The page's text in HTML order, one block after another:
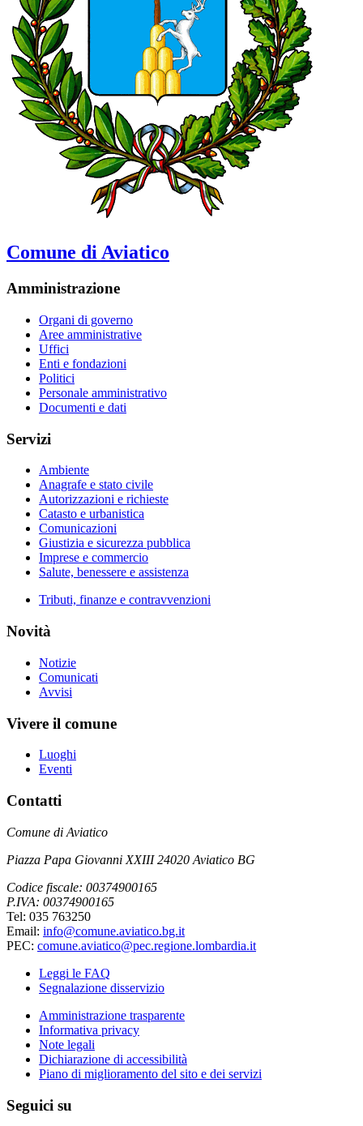
Comune di Aviatico
Amministrazione
Organi di governo
Aree amministrative
Uffici
Enti e fondazioni
Politici
Personale amministrativo
Documenti e dati
Servizi
Ambiente
Anagrafe e stato civile
Autorizzazioni e richieste
Catasto e urbanistica
Comunicazioni
Giustizia e sicurezza pubblica
Imprese e commercio
Salute, benessere e assistenza
Tributi, finanze e contravvenzioni
Novità
Notizie
Comunicati
Avvisi
Vivere il comune
Luoghi
Eventi
Contatti
Comune di Aviatico
Piazza Papa Giovanni XXIII 24020 Aviatico BG
Codice fiscale: 00374900165
P.IVA: 00374900165
Tel: 035 763250
Email: info@comune.aviatico.bg.it
PEC: comune.aviatico@pec.regione.lombardia.it
Leggi le FAQ
Segnalazione disservizio
Amministrazione trasparente
Informativa privacy
Note legali
Dichiarazione di accessibilità
Piano di miglioramento del sito e dei servizi
Seguici su